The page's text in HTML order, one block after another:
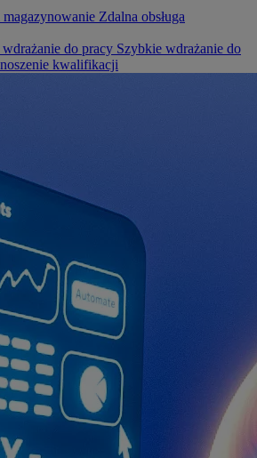
Zdalna obsługa
do pracy Szybkie wdrażanie do
kwalifikacji